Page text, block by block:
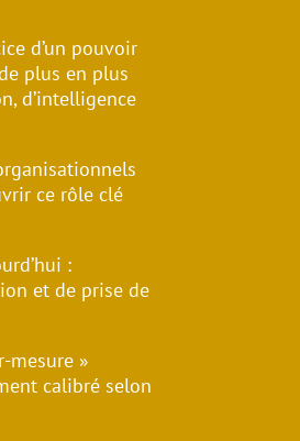
d’un pouvoir
plus en plus
d’intelligence
ce rôle clé
:
et de prise de
mesure »
calibré selon